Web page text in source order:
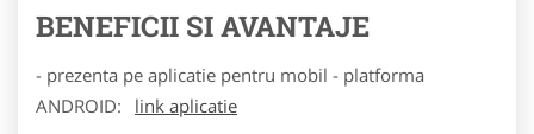
BENEFICII SI AVANTAJE
- prezenta pe aplicatie pentru mobil - platforma
ANDROID:
link aplicatie